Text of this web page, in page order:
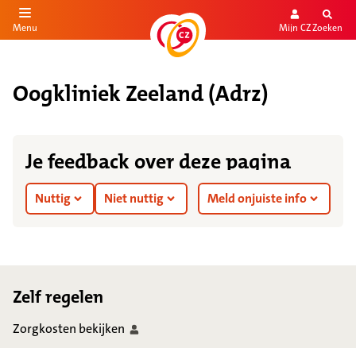
de inhoud
Menu Mijn CZZoeken
Oogkliniek Zeeland (Adrz)
Je feedback over deze pagina
Nuttig Niet nuttig Meld onjuiste info
Zelf regelen
Zorgkosten bekijken